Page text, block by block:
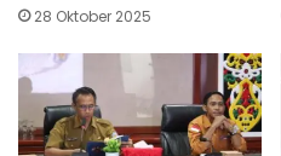
28 Oktober 2025